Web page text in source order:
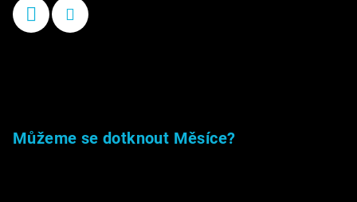
Můžeme se dotknout Měsíce?